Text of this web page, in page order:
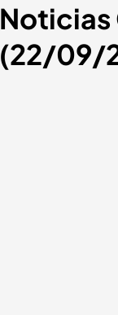
Noticias
(22/09/